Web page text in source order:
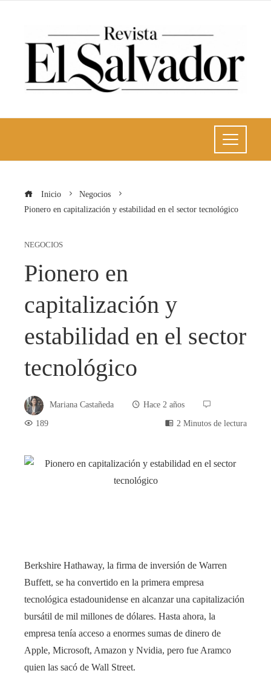
Inicio
Negocios
Pionero en capitalización y estabilidad en el sector tecnológico
NEGOCIOS
Pionero en
capitalización y
estabilidad en el sector
tecnológico
Mariana Castañeda
Hace 2 años
189
2 Minutos de lectura
Berkshire Hathaway, la firma de inversión de Warren
Buffett, se ha convertido en la primera empresa
tecnológica estadounidense en alcanzar una capitalización
bursátil de mil millones de dólares. Hasta ahora, la
empresa tenía acceso a enormes sumas de dinero de
Apple, Microsoft, Amazon y Nvidia, pero fue Aramco
quien las sacó de Wall Street.